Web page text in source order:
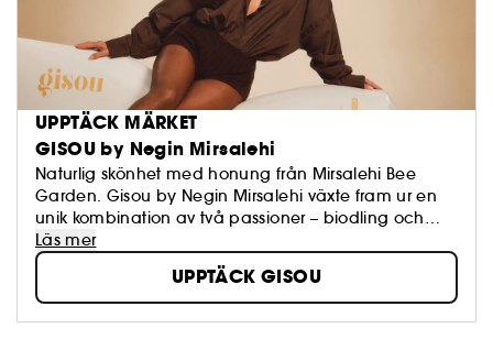
UPPTÄCK MÄRKET
GISOU by Negin Mirsalehi
Naturlig skönhet med honung från Mirsalehi Bee
Garden. Gisou by Negin Mirsalehi växte fram ur en
unik kombination av två passioner – biodling och
naturlig skönhet. Varumärket bygger vidare på sex
generationers biodlartradition och skapar unika
hårvårdsprodukter, inklusive schampon, hårmasker
och håroljor, framställda med värdefulla
ingredienser som odlas och skördas på ett ekologiskt
Läs mer
UPPTÄCK GISOU